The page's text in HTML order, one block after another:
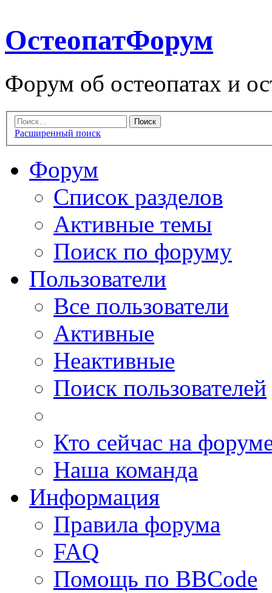
ОстеопатФорум
Форум об остеопатах и
Расширенный поиск
Форум
Список разделов
Активные темы
Поиск по форуму
Пользователи
Все пользователи
Активные
Неактивные
Поиск пользователей
Кто сейчас на
Наша команда
Информация
Правила форума
FAQ
Помощь по BBCode